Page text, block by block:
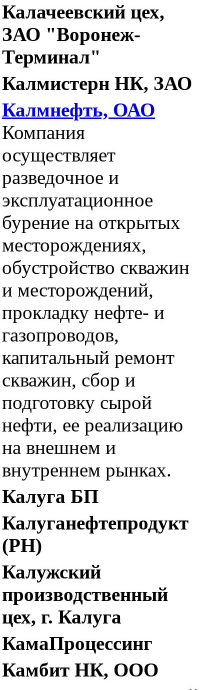
Калачеевский цех,
ЗАО "Воронеж-
Терминал"
Калмистерн НК, ЗАО
Калмнефть, ОАО
Компания
осуществляет
разведочное и
эксплуатационное
бурение на открытых
месторождениях,
обустройство скважин
и месторождений,
прокладку нефте- и
газопроводов,
капитальный ремонт
скважин, сбор и
подготовку сырой
нефти, ее реализацию
на внешнем и
внутреннем рынках.
Калуга БП
Калуганефтепродукт
(РН)
Калужский
производственный
цех, г. Калуга
КамаПроцессинг
Камбит НК, ООО